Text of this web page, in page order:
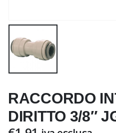
RACCORDO
DIRITTO 3/8″